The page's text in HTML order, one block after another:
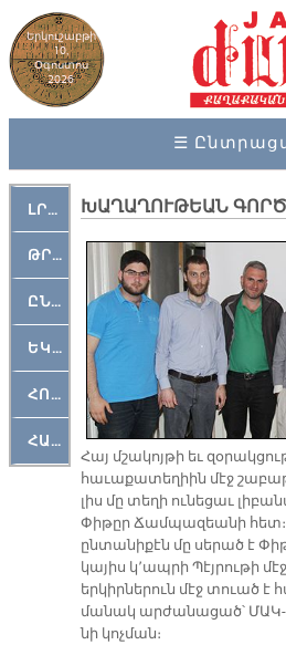
Երկուշաբթի
10,
Օգոստոս
2026
☰
ԼՐԱՀՈՍ
ԹՐՔԱՀԱՅ ԿԵԱՆՔ
ԸՆԿԵՐԱՄՇԱԿՈՒԹԱՅԻՆ
ԵԿԵՂԵՑԱԿԱՆ
ՀՈԳԵՄՏԱՒՈՐ
ՀԱՐԹԱԿ
ԽԱՂԱՂՈՒԹԵԱՆ
Հայ մշա­կոյ­թի եւ
հա­ւա­քա­տե­ղիին մէջ
լիս մը տե­ղի ու­նե­ցաւ
Փի­թըր Ճամ­պա­զեա­նի
ըն­տա­նի­քէն մը սե­րած է
կա­յիս կ՚ապ­րի Պէյ­րու­թի
եր­կիր­նե­րուն մէջ տուած է
մա­նակ ար­ժա­նա­ցած՝
նի կոչ­ման։